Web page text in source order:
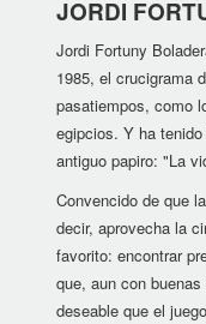
JORDI
Jordi Fortuny
1985, el crucigrama
pasatiempos, como
egipcios. Y ha
antiguo papiro: "La
Convencido de que
decir, aprovecha la
favorito: encontrar
que, aun con
deseable que el